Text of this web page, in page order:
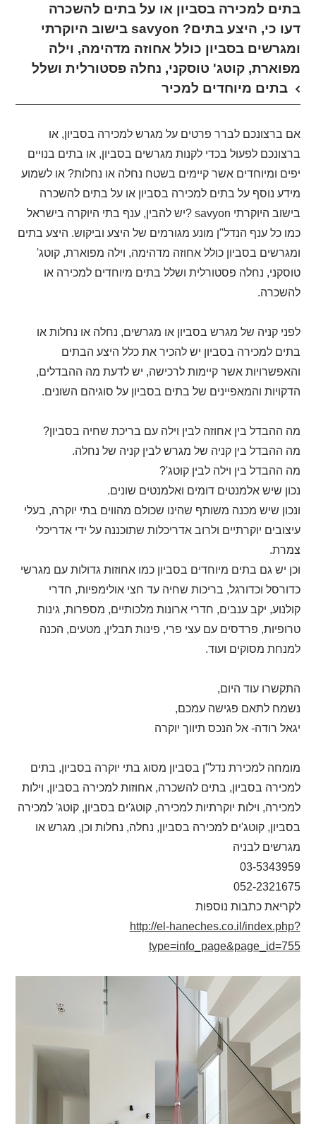
בתים למכירה בסביון או על בתים להשכרה
בישוב היוקרתי savyon ?דעו כי, היצע בתים
ומגרשים בסביון כולל אחוזה מדהימה, וילה
מפוארת, קוטג' טוסקני, נחלה פסטורלית ושלל
בתים מיוחדים למכיר
אם ברצונכם לברר פרטים על מגרש למכירה בסביון, או
ברצונכם לפעול בכדי לקנות מגרשים בסביון, או בתים בנויים
יפים ומיוחדים אשר קיימים בשטח נחלה או נחלות? או לשמוע
מידע נוסף על בתים למכירה בסביון או על בתים להשכרה
בישוב היוקרתי savyon ?יש להבין, ענף בתי היוקרה בישראל
כמו כל ענף הנדל"ן מונע מגורמים של היצע וביקוש. היצע בתים
ומגרשים בסביון כולל אחוזה מדהימה, וילה מפוארת, קוטג'
טוסקני, נחלה פסטורלית ושלל בתים מיוחדים למכירה או
להשכרה.
לפני קניה של מגרש בסביון או מגרשים, נחלה או נחלות או
בתים למכירה בסביון יש להכיר את כלל היצע הבתים
והאפשרויות אשר קיימות לרכישה, יש לדעת מה ההבדלים,
הדקויות והמאפיינים של בתים בסביון על סוגיהם השונים.
מה ההבדל בין אחוזה לבין וילה עם בריכת שחיה בסביון?
מה ההבדל בין קניה של מגרש לבין קניה של נחלה.
מה ההבדל בין וילה לבין קוטג'?
נכון שיש אלמנטים דומים ואלמנטים שונים.
ונכון שיש מכנה משותף שהינו שכולם מהווים בתי יוקרה, בעלי
עיצובים יוקרתיים ולרוב אדריכלות שתוכננה על ידי אדריכלי
צמרת.
וכן יש גם בתים מיוחדים בסביון כמו אחוזות גדולות עם מגרשי
כדורסל וכדורגל, בריכות שחיה עד חצי אולימפיות, חדרי
קולנוע, יקב ענבים, חדרי ארונות מלכותיים, מספרות, גינות
טרופיות, פרדסים עם עצי פרי, פינות תבלין, מטעים, הכנה
למנחת מסוקים ועוד.
התקשרו עוד היום,
נשמח לתאם פגישה עמכם,
יגאל רודה- אל הנכס תיווך יוקרה
מומחה למכירת נדל"ן בסביון מסוג בתי יוקרה בסביון, בתים
למכירה בסביון, בתים להשכרה, אחוזות למכירה בסביון, וילות
למכירה, וילות יוקרתיות למכירה, קוטג'ים בסביון, קוטג' למכירה
בסביון, קוטג'ים למכירה בסביון, נחלה, נחלות וכן, מגרש או
מגרשים לבניה
03-5343959
052-2321675
לקריאת כתבות נוספות
http://el-haneches.co.il/index.php?
type=info_page&page_id=755